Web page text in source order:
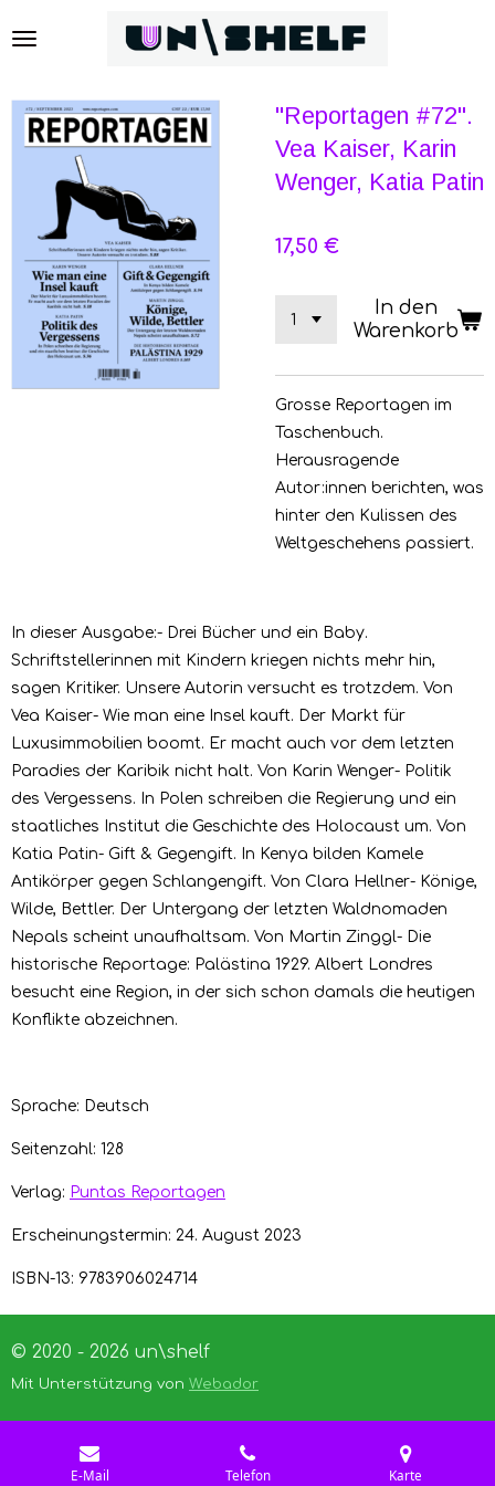
Hauptinhalt
"Reportagen #72".
Vea Kaiser, Karin
Wenger, Katia Patin
17,50 €
In den
Warenkorb
Grosse Reportagen im
Taschenbuch.
Herausragende
Autor:innen berichten, was
hinter den Kulissen des
Weltgeschehens passiert.
In dieser Ausgabe:- Drei Bücher und ein Baby.
Schriftstellerinnen mit Kindern kriegen nichts mehr hin,
sagen Kritiker. Unsere Autorin versucht es trotzdem. Von
Vea Kaiser- Wie man eine Insel kauft. Der Markt für
Luxusimmobilien boomt. Er macht auch vor dem letzten
Paradies der Karibik nicht halt. Von Karin Wenger- Politik
des Vergessens. In Polen schreiben die Regierung und ein
staatliches Institut die Geschichte des Holocaust um. Von
Katia Patin- Gift & Gegengift. In Kenya bilden Kamele
Antikörper gegen Schlangengift. Von Clara Hellner- Könige,
Wilde, Bettler. Der Untergang der letzten Waldnomaden
Nepals scheint unaufhaltsam. Von Martin Zinggl- Die
historische Reportage: Palästina 1929. Albert Londres
besucht eine Region, in der sich schon damals die heutigen
Konflikte abzeichnen.
Sprache: Deutsch
Seitenzahl: 128
Verlag: Puntas Reportagen
Erscheinungstermin: 24. August 2023
ISBN-13: 9783906024714
© 2020 - 2026 un\shelf
Mit Unterstützung von Webador
E-Mail Telefon Karte